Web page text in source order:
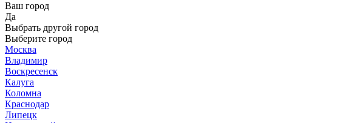
Ваш город
Да
Выбрать другой город
Выберите город
Москва
Владимир
Воскресенск
Калуга
Коломна
Краснодар
Липецк